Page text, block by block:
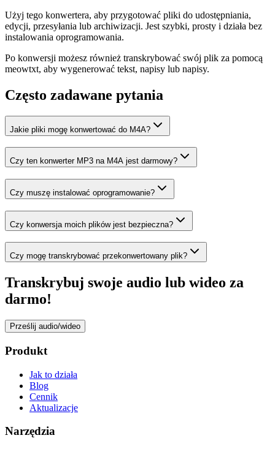
Użyj tego konwertera, aby przygotować pliki do udostępniania,
edycji, przesyłania lub archiwizacji. Jest szybki, prosty i działa bez
instalowania oprogramowania.
Po konwersji możesz również transkrybować swój plik za pomocą
meowtxt, aby wygenerować tekst, napisy lub napisy.
Często zadawane pytania
Jakie pliki mogę konwertować do M4A?
Czy ten konwerter MP3 na M4A jest darmowy?
Czy muszę instalować oprogramowanie?
Czy konwersja moich plików jest bezpieczna?
Czy mogę transkrybować przekonwertowany plik?
Transkrybuj swoje audio lub wideo za
darmo!
Prześlij audio/wideo
Produkt
Jak to działa
Blog
Cennik
Aktualizacje
Narzędzia